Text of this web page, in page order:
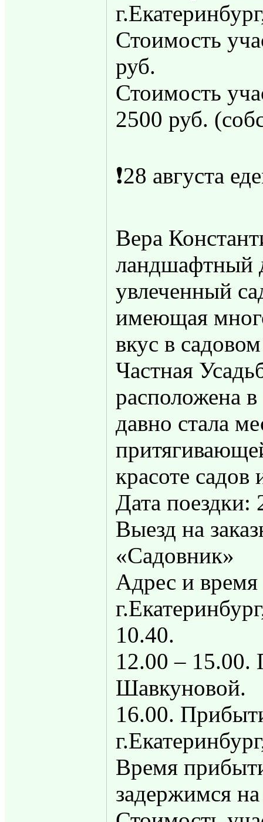
Стоимость
руб.
Стоимость
2500 руб.
❗️28 августа
Вера
ландшафтный
увлеченный
имеющая
вкус в
Частная
расположена
давно стала
красоте
Дата поездки:
Выезд на
«Садовник»
Адрес и время
10.40.
12.00 – 15.00.
Шавкуновой.
16.00.
Время
задержимся